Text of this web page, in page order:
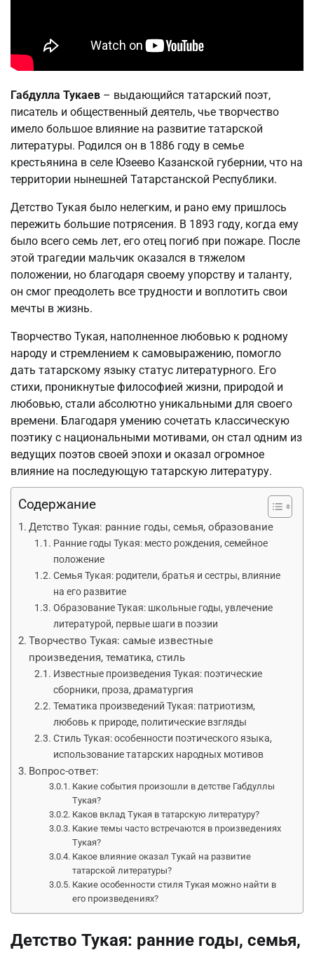
Габдулла Тукаев – выдающийся татарский поэт,
писатель и общественный деятель, чье творчество
имело большое влияние на развитие татарской
литературы. Родился он в 1886 году в семье
крестьянина в селе Юзеево Казанской губернии, что на
территории нынешней Татарстанской Республики.
Детство Тукая было нелегким, и рано ему пришлось
пережить большие потрясения. В 1893 году, когда ему
было всего семь лет, его отец погиб при пожаре. После
этой трагедии мальчик оказался в тяжелом
положении, но благодаря своему упорству и таланту,
он смог преодолеть все трудности и воплотить свои
мечты в жизнь.
Творчество Тукая, наполненное любовью к родному
народу и стремлением к самовыражению, помогло
дать татарскому языку статус литературного. Его
стихи, проникнутые философией жизни, природой и
любовью, стали абсолютно уникальными для своего
времени. Благодаря умению сочетать классическую
поэтику с национальными мотивами, он стал одним из
ведущих поэтов своей эпохи и оказал огромное
влияние на последующую татарскую литературу.
Содержание
Детство Тукая: ранние годы, семья, образование
Ранние годы Тукая: место рождения, семейное
положение
Семья Тукая: родители, братья и сестры, влияние
на его развитие
Образование Тукая: школьные годы, увлечение
литературой, первые шаги в поэзии
Творчество Тукая: самые известные
произведения, тематика, стиль
Известные произведения Тукая: поэтические
сборники, проза, драматургия
Тематика произведений Тукая: патриотизм,
любовь к природе, политические взгляды
Стиль Тукая: особенности поэтического языка,
использование татарских народных мотивов
Вопрос-ответ:
Какие события произошли в детстве Габдуллы
Тукая?
Каков вклад Тукая в татарскую литературу?
Какие темы часто встречаются в произведениях
Тукая?
Какое влияние оказал Тукай на развитие
татарской литературы?
Какие особенности стиля Тукая можно найти в
его произведениях?
Детство Тукая: ранние годы, семья,